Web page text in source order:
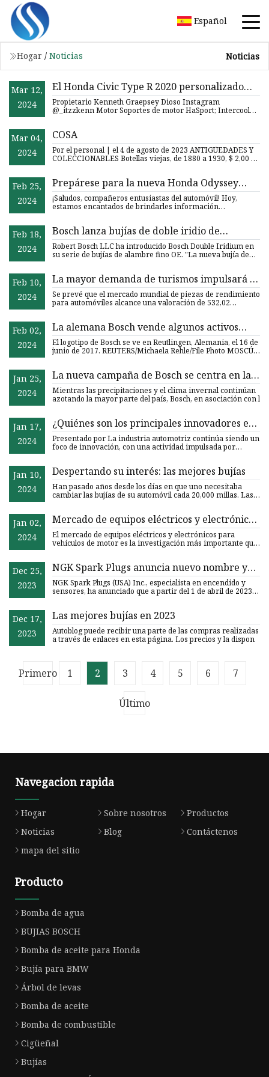
Español
Hogar / Noticias Noticias
Mar 12,
2024
El Honda Civic Type R 2020 personalizado
recibe un cambio de imagen de fuselaje
ancho
Propietario Kenneth Graepsey Dioso Instagram
@_itzzkenn Motor Soportes de motor HaSport; Intercooler
Mar 04,
2024
COSA
Por el personal | el 4 de agosto de 2023 ANTIGÜEDADES Y
COLECCIONABLES Botellas viejas, de 1880 a 1930, $ 2,00 en
Feb 25,
2024
Prepárese para la nueva Honda Odyssey
2024: fecha de lanzamiento, precio y más
¡Saludos, compañeros entusiastas del automóvil! Hoy,
estamos encantados de brindarles información
Feb 18,
2024
Bosch lanza bujías de doble iridio de
alambre fino
Robert Bosch LLC ha introducido Bosch Double Iridium en
su serie de bujías de alambre fino OE. "La nueva bujía de
Feb 10,
2024
La mayor demanda de turismos impulsará el
mercado de piezas de rendimiento para
automóviles a 532,02 millones de dólares en
Se prevé que el mercado mundial de piezas de rendimiento
para automóviles alcance una valoración de 532,02
Feb 02,
2024
La alemana Bosch vende algunos activos
rusos al holding S8 Capital
El logotipo de Bosch se ve en Reutlingen, Alemania, el 16 de
junio de 2017. REUTERS/Michaela Rehle/File Photo MOSCÚ,
Jan 25,
2024
La nueva campaña de Bosch se centra en la
innovación de las escobillas limpiaparabrisas
de rendimiento nocturno
Mientras las precipitaciones y el clima invernal continúan
azotando la mayor parte del país, Bosch, en asociación con l
Jan 17,
2024
¿Quiénes son los principales innovadores en
bujías ICE para la industria automotriz?
Presentado por La industria automotriz continúa siendo un
foco de innovación, con una actividad impulsada por
Jan 10,
2024
Despertando su interés: las mejores bujías
Han pasado años desde los días en que uno necesitaba
cambiar las bujías de su automóvil cada 20,000 millas. Las
Jan 02,
2024
Mercado de equipos eléctricos y electrónicos
para vehículos de motor 2023
El mercado de equipos eléctricos y electrónicos para
vehículos de motor es la investigación más importante que
Dec 25,
2023
NGK Spark Plugs anuncia nuevo nombre y
logotipo de empresa
NGK Spark Plugs (USA) Inc., especialista en encendido y
sensores, ha anunciado que a partir del 1 de abril de 2023,
Dec 17,
2023
Las mejores bujías en 2023
Autoblog puede recibir una parte de las compras realizadas
a través de enlaces en esta página. Los precios y la dispon
Primero 1 2 3 4 5 6 7
Último
Navegacion rapida
Hogar Sobre nosotros
Productos
Noticias
Blog
Contáctenos
mapa del sitio
Producto
Bomba de agua
BUJIAS BOSCH
Bomba de aceite para Honda
Bujía para BMW
Árbol de levas
Bomba de aceite
Bomba de combustible
Cigüeñal
Bujías